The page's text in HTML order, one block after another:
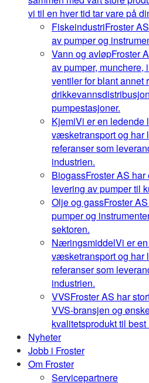
vi til en hver tid tar vare på
FiskeindustriFroster
av pumper og
Vann og avløpFroster
av pumper, munchere,
ventiler for blant annet
pumpestasjoner.
KjemiVi er en ledende
væsketransport og har
referanser som
industrien.
BiogassFroster AS
levering av pumper til
Olje og gassFroster
pumper og
sektoren.
NæringsmiddelVi er
væsketransport og har
referanser som
industrien.
VVSFroster AS har
VVS-bransjen og
kvalitetsprodukt til
Nyheter
Jobb i Froster
Om Froster
Servicepartnere